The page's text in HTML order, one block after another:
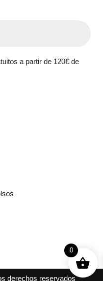
a partir de 120€ de
derechos reservados
0